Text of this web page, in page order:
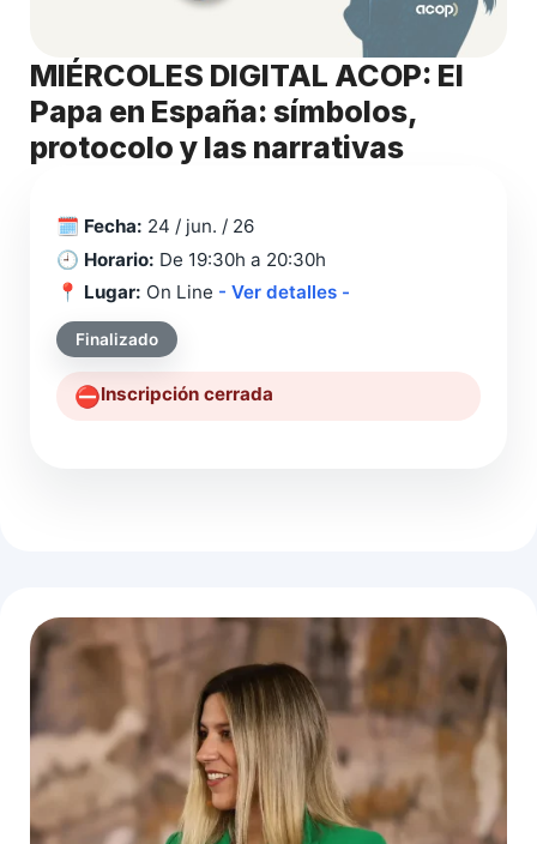
MIÉRCOLES DIGITAL ACOP: El
Papa en España: símbolos,
protocolo y las narrativas
🗓️ Fecha: 24 / jun. / 26
🕘 Horario: De 19:30h a 20:30h
📍 Lugar: On Line - Ver detalles -
Finalizado
⛔️Inscripción cerrada